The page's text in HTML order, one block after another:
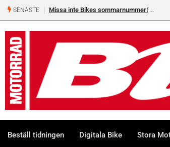
SENASTE Missa inte Bikes sommarnummer!
Beställ tidningen Digitala Bike Stora